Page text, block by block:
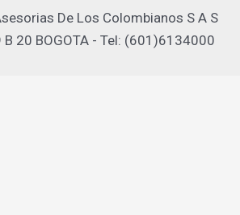
De Los Colombianos S A S
B 20 BOGOTA - Tel: (601)6134000